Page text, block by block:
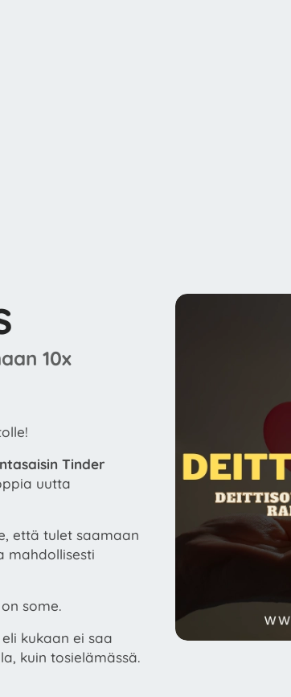
10x
Tinder
uutta
että tulet saamaan
mahdollisesti
some.
eli kukaan ei saa
kuin tosielämässä.